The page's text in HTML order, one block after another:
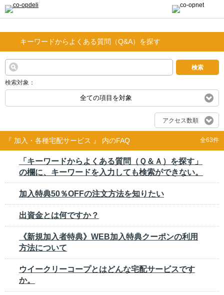
キーワードからよくある質問（Q&A）を探す
検索対象：
全ての項目を対象
検索
アクセス数順
『 加入・各種宅配サービス 』 内のFAQ 全63件
「キーワードからよくある質問（Ｑ＆Ａ）を探す」
の欄に、キーワードを入力しても検索ができない。
加入特典50％OFFの注文方法を知りたい
出資金とは何ですか？
《新規加入者特典》WEB加入特典クーポンの利用
方法について
ウイークリーコープとはどんな宅配サービスです
か。